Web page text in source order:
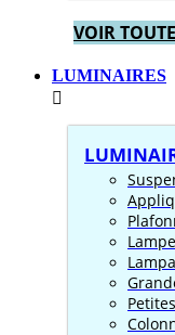
VOIR
LUMINAIRES